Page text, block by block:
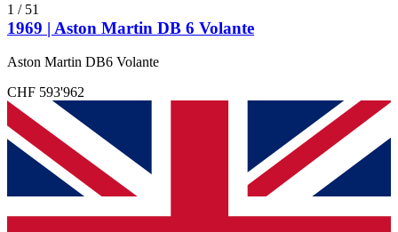
1 / 51
1969 | Aston Martin DB 6 Volante
Aston Martin DB6 Volante
CHF 593'962